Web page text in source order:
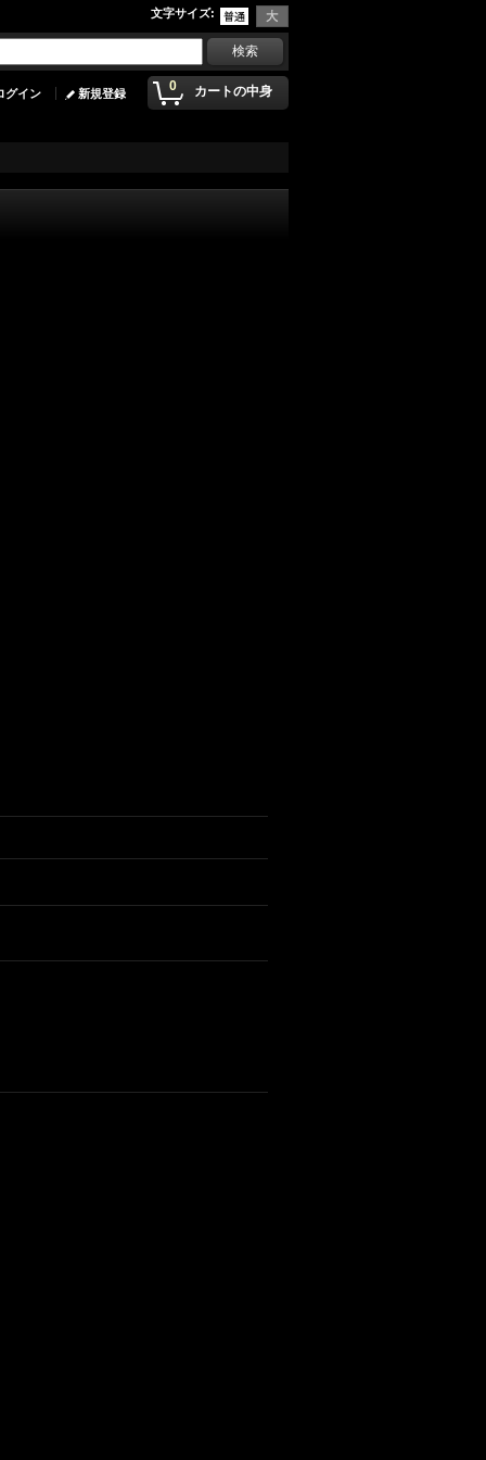
文字サイズ:
0 カートの中身
グイン 新規登録